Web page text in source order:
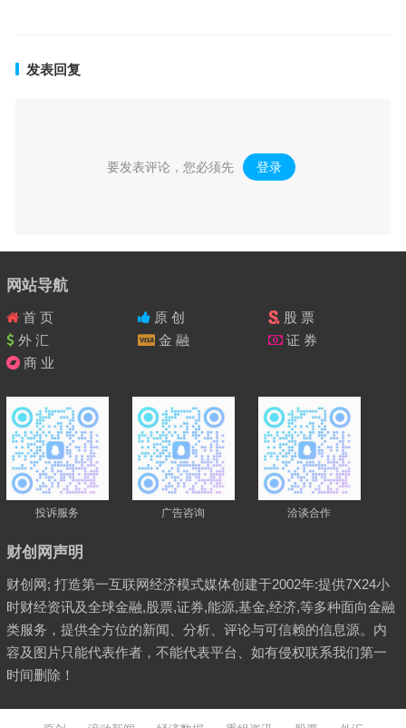
发表回复
要发表评论，您必须先 登录 。
网站导航
首 页 原 创
股 票
外 汇
金 融
证 券
商 业
投诉服务 广告咨询 洽谈合作
财创网声明
财创网; 打造第一互联网经济模式媒体创建于2002年:提供7X24小
时财经资讯及全球金融,股票,证券,能源,基金,经济,等多种面向金融
类服务，提供全方位的新闻、分析、评论与可信赖的信息源。内
容及图片只能代表作者，不能代表平台、如有侵权联系我们第一
时间删除！